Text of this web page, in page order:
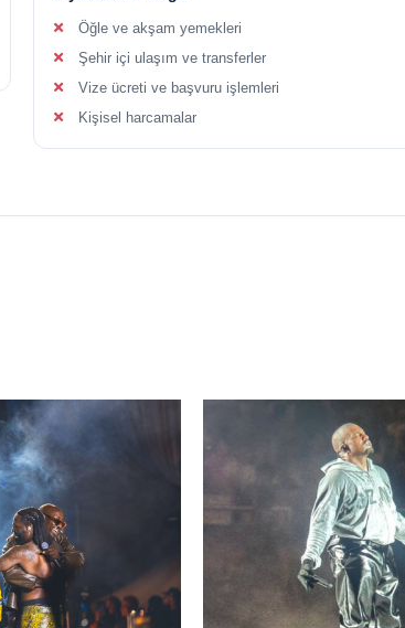
Öğle ve akşam yemekleri
Şehir içi ulaşım ve transferler
Vize ücreti ve başvuru işlemleri
Kişisel harcamalar